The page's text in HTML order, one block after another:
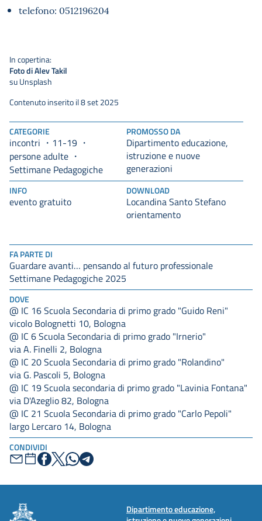
FA PARTE DI
Guardare avanti… pensando al futuro professionale
Settimane Pedagogiche 2025
DOVE
@ IC 16 Scuola Secondaria di primo grado "Guido Reni"
vicolo Bolognetti 10, Bologna
@ IC 6 Scuola Secondaria di primo grado "Irnerio"
via A. Finelli 2, Bologna
@ IC 20 Scuola Secondaria di primo grado "Rolandino"
via G. Pascoli 5, Bologna
@ IC 19 Scuola secondaria di primo grado "Lavinia Fontana"
via D'Azeglio 82, Bologna
@ IC 21 Scuola Secondaria di primo grado "Carlo Pepoli"
largo Lercaro 14, Bologna
CONDIVIDI
telefono: 0512196204
CATEGORIE
incontri
11-19
persone adulte
Settimane Pedagogiche
PROMOSSO DA
Dipartimento educazione,
istruzione e nuove
generazioni
INFO
evento gratuito
DOWNLOAD
Locandina Santo Stefano
orientamento
In copertina:
Foto di Alev Takil
su Unsplash
Contenuto inserito il 8 set 2025
Dipartimento educazione,